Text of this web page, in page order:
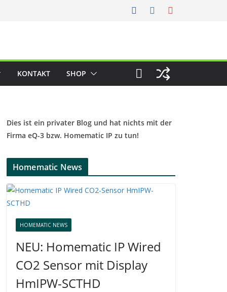
KONTAKT SHOP
Dies ist ein privater Blog und hat nichts mit der
Firma eQ-3 bzw. Homematic IP zu tun!
Homematic News
HOMEMATIC NEWS
NEU: Homematic IP Wired
CO2 Sensor mit Display
HmIPW-SCTHD